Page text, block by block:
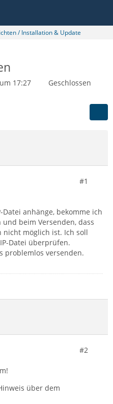
/ Installation & Update
17:27
Geschlossen
#1
anhänge, bekomme ich
beim Versenden, dass
nicht möglich ist. Ich soll
Datei überprüfen.
problemlos versenden.
#2
über dem